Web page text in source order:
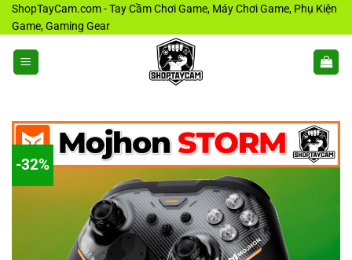
Bỏ
qua
nội
dung
ShopTayCam.com - Tay Cầm Chơi Game, Máy Chơi Game, Phụ Kiện
Game, Gaming Gear
-32%